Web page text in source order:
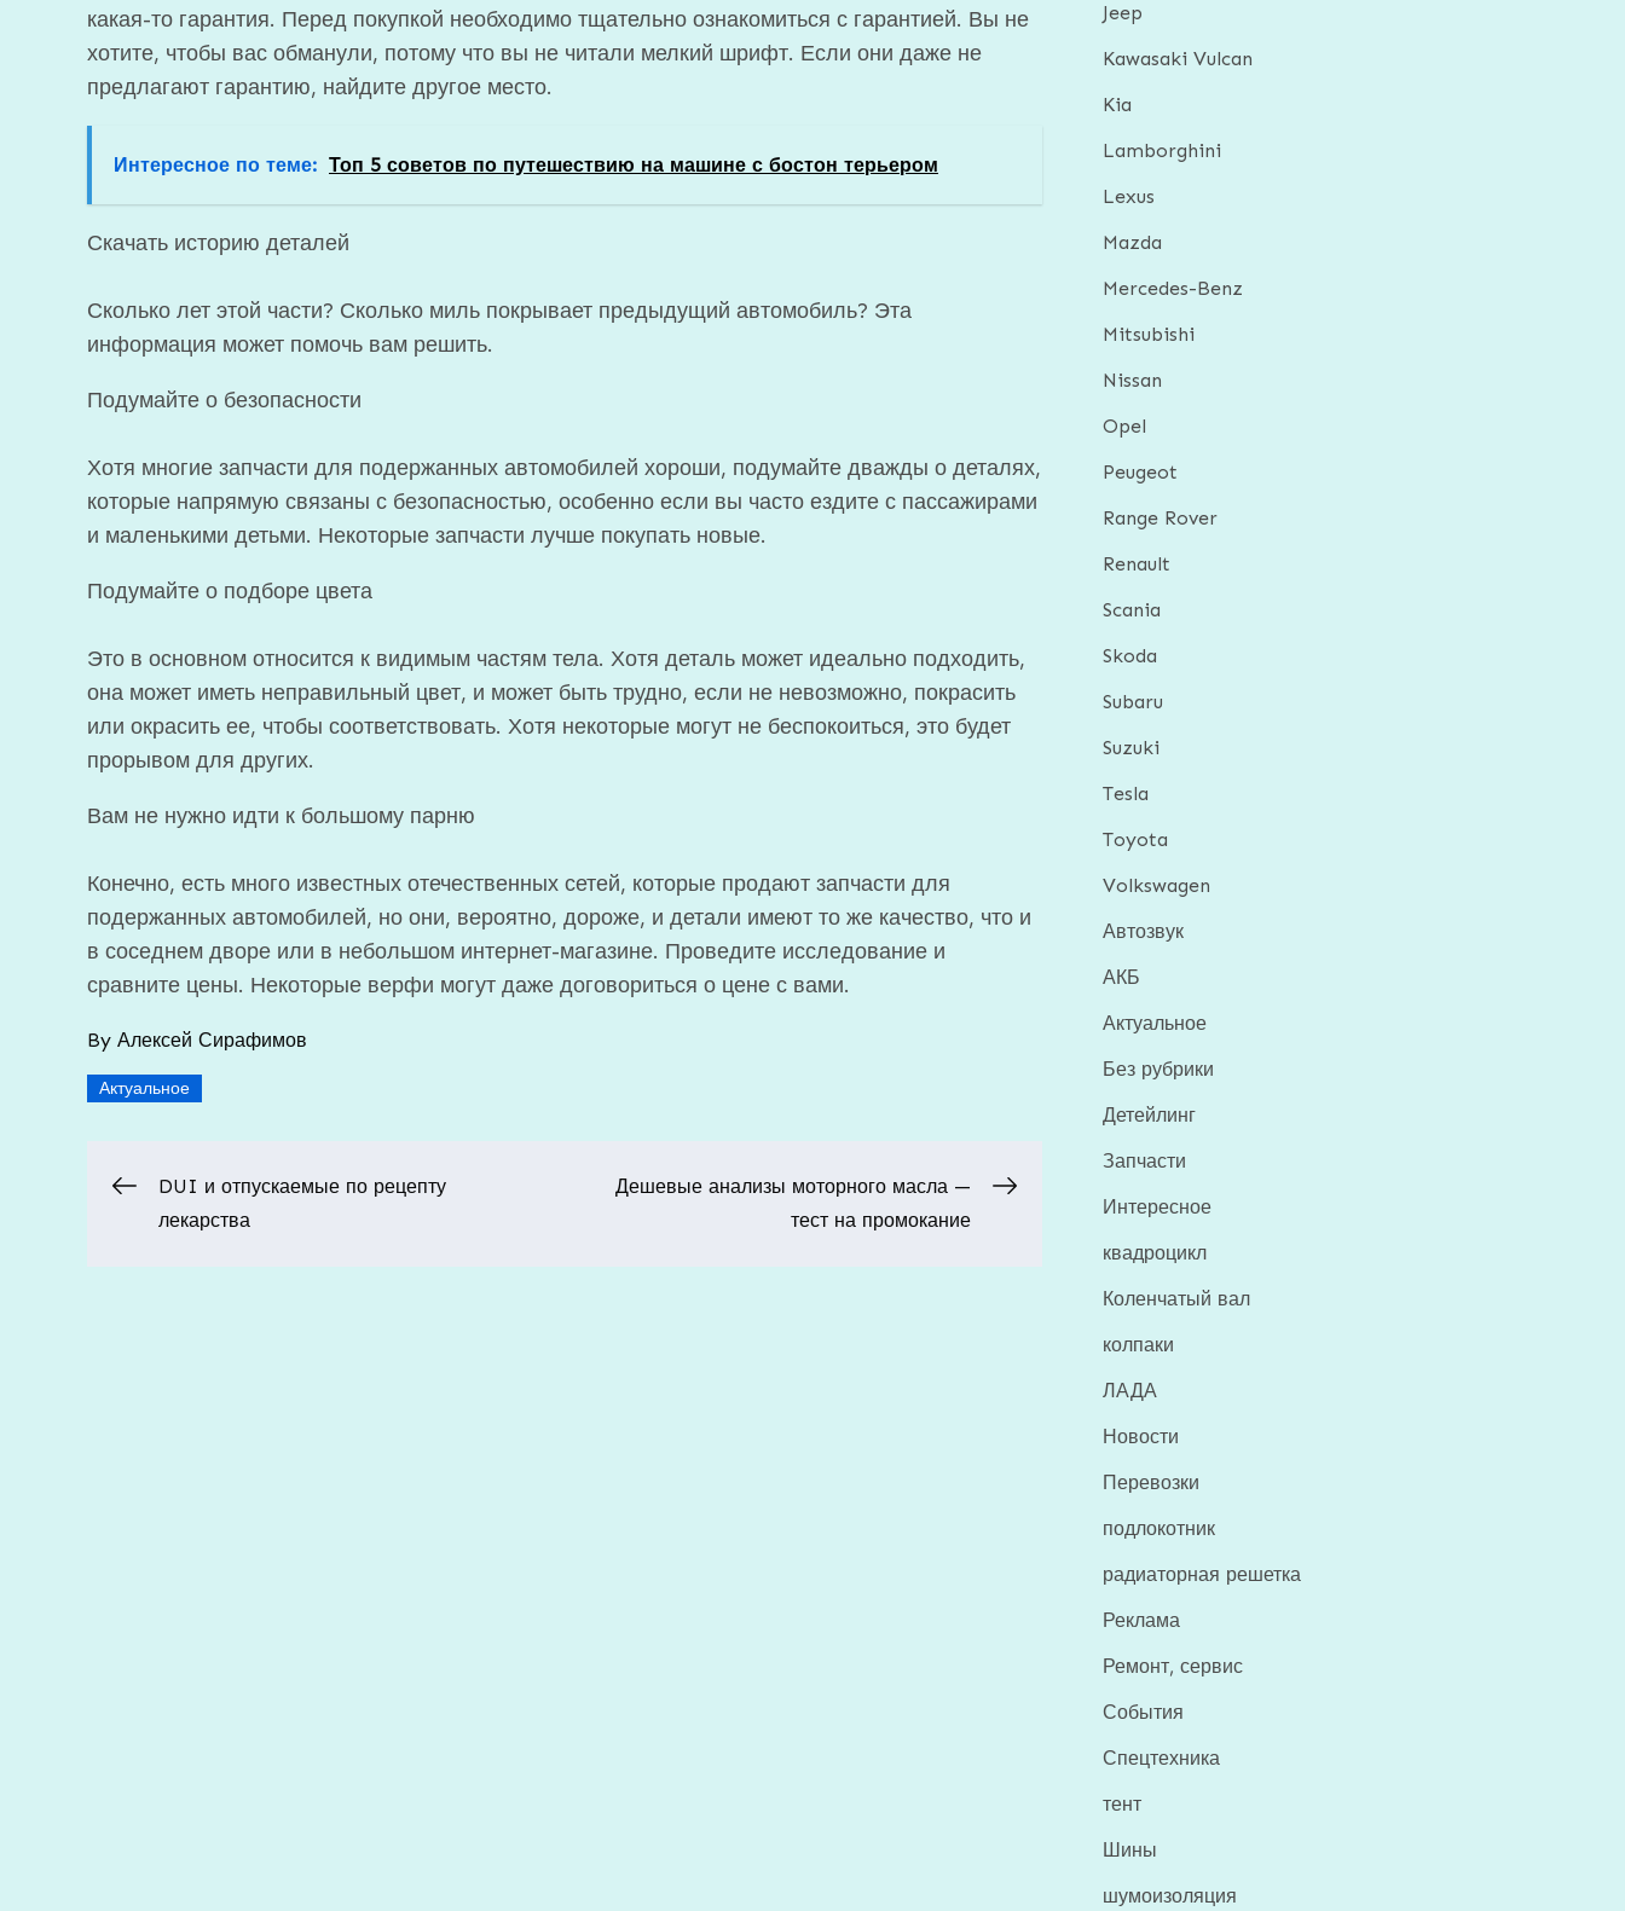
какая-то гарантия. Перед покупкой необходимо тщательно ознакомиться с гарантией. Вы не
хотите, чтобы вас обманули, потому что вы не читали мелкий шрифт. Если они даже не
предлагают гарантию, найдите другое место.
Интересное по теме: Топ 5 советов по путешествию на машине с бостон терьером
Скачать историю деталей
Сколько лет этой части? Сколько миль покрывает предыдущий автомобиль? Эта
информация может помочь вам решить.
Подумайте о безопасности
Хотя многие запчасти для подержанных автомобилей хороши, подумайте дважды о деталях,
которые напрямую связаны с безопасностью, особенно если вы часто ездите с пассажирами
и маленькими детьми. Некоторые запчасти лучше покупать новые.
Подумайте о подборе цвета
Это в основном относится к видимым частям тела. Хотя деталь может идеально подходить,
она может иметь неправильный цвет, и может быть трудно, если не невозможно, покрасить
или окрасить ее, чтобы соответствовать. Хотя некоторые могут не беспокоиться, это будет
прорывом для других.
Вам не нужно идти к большому парню
Конечно, есть много известных отечественных сетей, которые продают запчасти для
подержанных автомобилей, но они, вероятно, дороже, и детали имеют то же качество, что и
в соседнем дворе или в небольшом интернет-магазине. Проведите исследование и
сравните цены. Некоторые верфи могут даже договориться о цене с вами.
By Алексей Сирафимов
Актуальное
Навигация
DUI и отпускаемые по рецепту
лекарства
Дешевые анализы моторного масла —
тест на промокание
Jeep
Kawasaki Vulcan
Kia
Lamborghini
Lexus
Mazda
Mercedes-Benz
Mitsubishi
Nissan
Opel
Peugeot
Range Rover
Renault
Scania
Skoda
Subaru
Suzuki
Tesla
Toyota
Volkswagen
Автозвук
АКБ
Актуальное
Без рубрики
Детейлинг
Запчасти
Интересное
квадроцикл
Коленчатый вал
колпаки
ЛАДА
Новости
Перевозки
подлокотник
радиаторная решетка
Реклама
Ремонт, сервис
События
Спецтехника
тент
Шины
шумоизоляция